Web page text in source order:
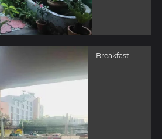
Breakfast